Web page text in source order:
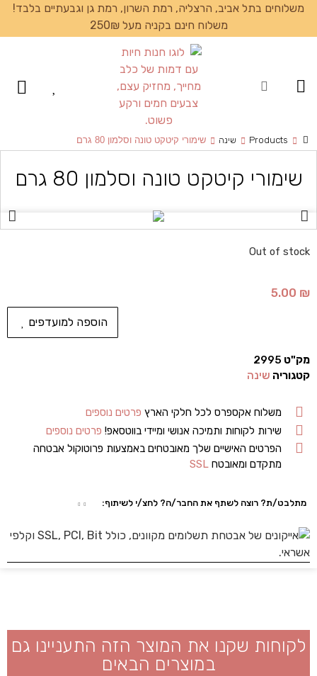
משלוחים בתל אביב, הרצליה, רמת השרון, רמת גן וגבעתיים בלבד!
משלוח חינם בקניה מעל 250₪
Products שינה שימורי קיטקט טונה וסלמון 80 גרם
שימורי קיטקט טונה וסלמון 80 גרם
Out of stock
5.00 ₪
הוספה למועדפים
מק"ט 2995
קטגוריה שינה
משלוח אקספרס לכל חלקי הארץ פרטים נוספים
שירות לקוחות ותמיכה אנושי ומיידי בווטסאפ! פרטים נוספים
הפרטים האישיים שלך מאובטחים באמצעות פרוטוקול אבטחה
מתקדם ומאובטחSSL
מתלבט/ת? רוצה לשתף את החבר/ה? לחצ/י לשיתוף:
לקוחות שקנו את המוצר הזה התעניינו גם
במוצרים הבאים